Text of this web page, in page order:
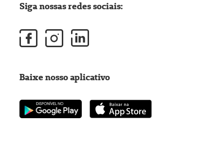
Siga nossas redes sociais:
Baixe nosso aplicativo